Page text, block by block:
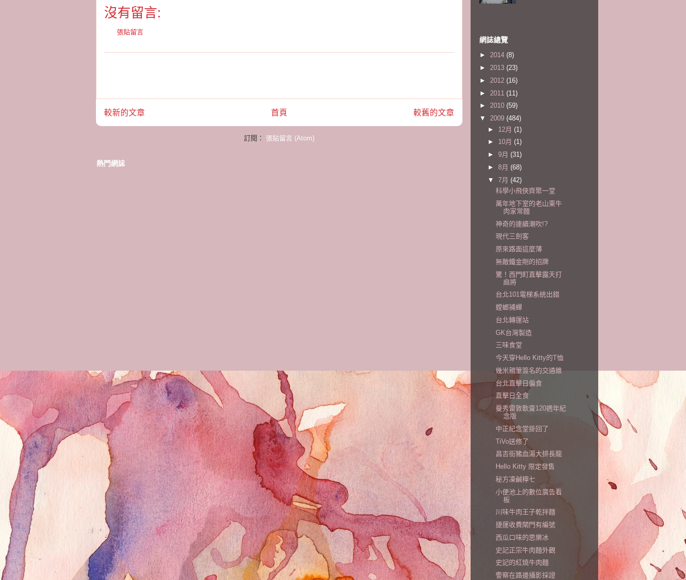
沒有留言:
張貼留言
較新的文章 較舊的文章
首頁
訂閱： 張貼留言 (Atom)
熱門網誌
網誌總覽
► 2014 (8)
► 2013 (23)
► 2012 (16)
► 2011 (11)
► 2010 (59)
▼ 2009 (484)
► 12月 (1)
► 10月 (1)
► 9月 (31)
► 8月 (68)
▼ 7月 (42)
科學小飛俠齊聚一堂
萬年地下室的老山東牛
肉家常麵
神奇的連續潮吹!?
現代三劍客
原來路面這麼薄
無敵鐵金剛的招牌
驚！西門町直擊露天打
麻將
台北101電梯系統出錯
螳螂捕蟬
台北轉運站
GK台灣製造
三味食堂
今天穿Hello Kitty的T恤
幾米親筆簽名的交通錐
台北直擊日偏食
直擊日全食
曼秀雷敦軟膏120週年紀
念版
中正紀念堂掛回了
TiVo送修了
昌吉街豬血湯大排長龍
Hello Kitty 限定發售
秘方凍鹹檸七
小便池上的數位廣告看
板
川味牛肉王子乾拌麵
捷運收費閘門有編號
西瓜口味的思樂冰
史記正宗牛肉麵外觀
史記的紅燒牛肉麵
警察在路邊攝影採證